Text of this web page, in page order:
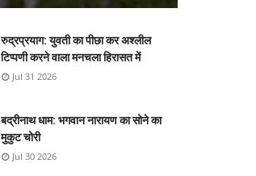
रुद्रप्रयाग: युवती का पीछा कर अश्लील
टिप्पणी करने वाला मनचला हिरासत में
Jul 31 2026
बद्रीनाथ धाम: भगवान नारायण का सोने का
मुकुट चोरी
Jul 30 2026